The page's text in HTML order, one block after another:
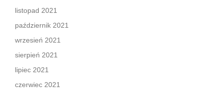
listopad 2021
październik 2021
wrzesień 2021
sierpień 2021
lipiec 2021
czerwiec 2021